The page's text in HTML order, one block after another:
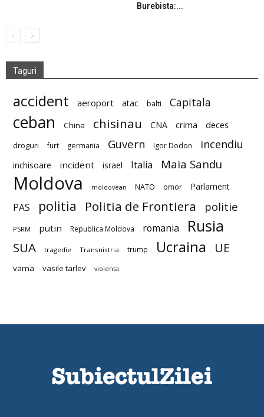
Burebista:...
Taguri
accident aeroport atac balti Capitala
ceban China chisinau CNA crima deces
droguri furt germania Guvern Igor Dodon incendiu
inchisoare incident israel Italia Maia Sandu
Moldova moldovean NATO omor Parlament
PAS politia Politia de Frontiera politie
PSRM putin Republica Moldova romania Rusia
SUA tragedie Transnistria trump Ucraina UE
vama vasile tarlev violenta